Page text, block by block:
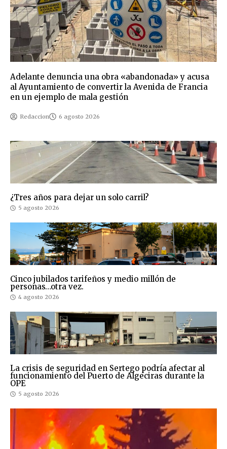
Adelante denuncia una obra «abandonada» y acusa
al Ayuntamiento de convertir la Avenida de Francia
en un ejemplo de mala gestión
Redaccion 6 agosto 2026
¿Tres años para dejar un solo carril?
5 agosto 2026
Cinco jubilados tarifeños y medio millón de
personas…otra vez.
4 agosto 2026
La crisis de seguridad en Sertego podría afectar al
funcionamiento del Puerto de Algeciras durante la
OPE
5 agosto 2026